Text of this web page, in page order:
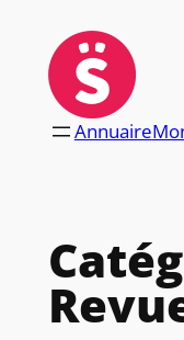
contenu
Annuaire